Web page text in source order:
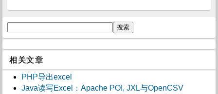
相关文章
PHP导出excel
Java读写Excel：Apache POI, JXL与OpenCSV